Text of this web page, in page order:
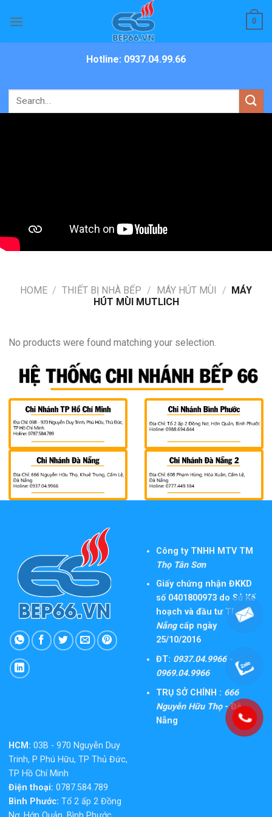
0
Hotline: 0937.04.99.66
Search
for:
HOME / THIẾT BỊ NHÀ BẾP / MÁY HÚT MÙI / MÁY
HÚT MÙI MUTLICH
No products were found matching your selection.
Công ty TNHH MTV TM
Thọ Tân Sơn
Giấy chứng nhận ĐKKD
số 0401800973 do Sở Kế
hoạch và đầu tư TPĐà
Nẵngcấp ngày
25/10/2016
ĐT: 0937.04.9966 -
0969.04.9966
TRỤ SỞ CHÍNH : 666
Nguyễn Hữu Thọ- Đà
Nẵng
HCM: 03B - 970 Nguyễn Duy
Trinh, P Phú Hữu, TP Thủ Đức,
TP Hồ Chí Minh
Điện thoại: 0787.584.789
Bình Phước: Tổ 2 ấp 2 Đồng